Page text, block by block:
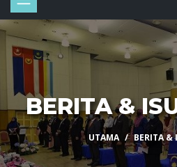
BERITA &
UTAMA BERITA &